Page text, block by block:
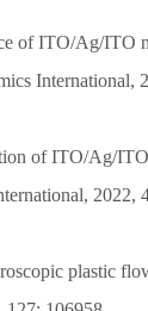
of ITO/Ag/ITO
International,
of ITO/Ag/
2022,
plastic